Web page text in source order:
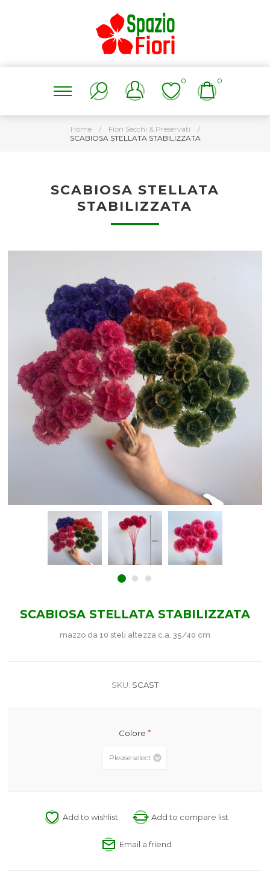
0 0
Home / Fiori Secchi & Preservati
/
SCABIOSA STELLATA STABILIZZATA
SCABIOSA STELLATA
STABILIZZATA
SCABIOSA STELLATA STABILIZZATA
mazzo da 10 steli altezza c.a. 35/40 cm
SKU: SCAST
Colore*
Add to wishlist Add to compare list
Email a friend